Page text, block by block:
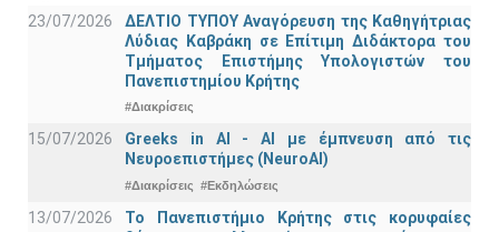
23/07/2026
ΔΕΛΤΙΟ ΤΥΠΟΥ Αναγόρευση της Καθηγήτριας
Λύδιας Καβράκη σε Επίτιμη Διδάκτορα του
Τμήματος Επιστήμης Υπολογιστών του
Πανεπιστημίου Κρήτης
#Διακρίσεις
15/07/2026
Greeks in AI - ΑΙ με έμπνευση από τις
Νευροεπιστήμες (NeuroAI)
#Διακρίσεις #Εκδηλώσεις
13/07/2026
Το Πανεπιστήμιο Κρήτης στις κορυφαίες